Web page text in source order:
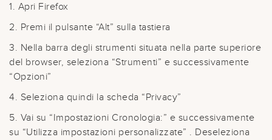
1. Apri Firefox
2. Premi il pulsante “Alt” sulla tastiera
3. Nella barra degli strumenti situata nella parte superiore
del browser, seleziona “Strumenti” e successivamente
“Opzioni”
4. Seleziona quindi la scheda “Privacy”
5. Vai su “Impostazioni Cronologia:” e successivamente
su “Utilizza impostazioni personalizzate” . Deseleziona